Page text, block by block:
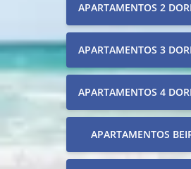
APARTAMENTOS 2
APARTAMENTOS 3
APARTAMENTOS 4
APARTAMENTOS